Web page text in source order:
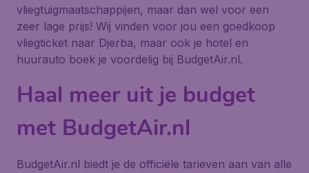
vliegtuigmaatschappijen, maar dan wel voor een
zeer lage prijs! Wij vinden voor jou een goedkoop
vliegticket naar Djerba, maar ook je hotel en
huurauto boek je voordelig bij BudgetAir.nl.
Haal meer uit je budget
met BudgetAir.nl
BudgetAir.nl biedt je de officiële tarieven aan van alle